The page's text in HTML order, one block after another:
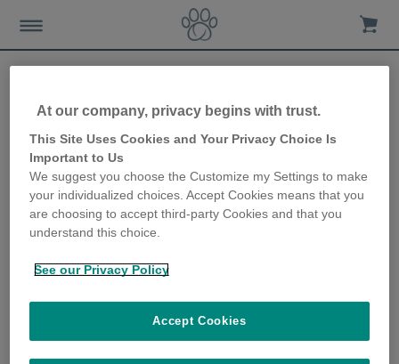
Wie Sie die Bedürfnisse
Ihrer Katze erfüllen, wenn
alle zu Hause sind
At our company, privacy begins with trust.
This Site Uses Cookies and Your Privacy Choice Is
Important to Us
We suggest you choose the Customize my Settings to make
your individualized choices. Accept Cookies means that you
are choosing to accept third-party Cookies and that you
understand this choice.
See our Privacy Policy
Accept Cookies